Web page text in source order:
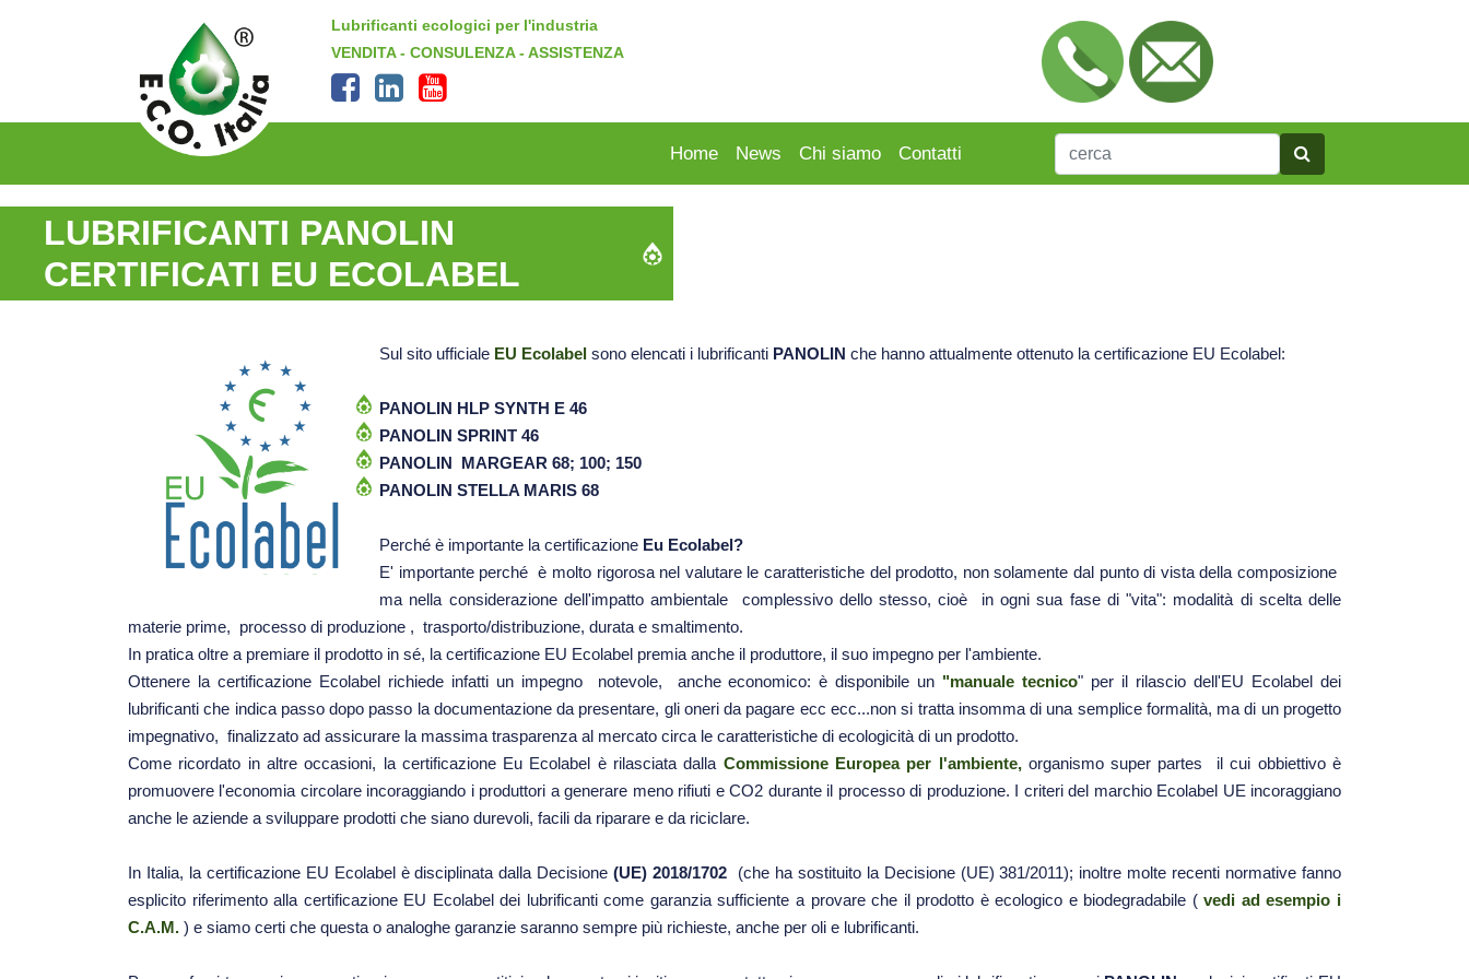
Lubrificanti ecologici per l'industria
VENDITA - CONSULENZA - ASSISTENZA
Home News Chi siamo Contatti
LUBRIFICANTI PANOLIN
CERTIFICATI EU ECOLABEL
Sul sito ufficiale EU Ecolabel sono elencati i lubrificanti PANOLIN che hanno attualmente ottenuto la certificazione EU Ecolabel:
PANOLIN HLP SYNTH E 46
PANOLIN SPRINT 46
PANOLIN MARGEAR 68; 100; 150
PANOLIN STELLA MARIS 68
Perché è importante la certificazione Eu Ecolabel?
E' importante perché è molto rigorosa nel valutare le caratteristiche del prodotto, non solamente dal punto di vista della composizione
ma nella considerazione dell'impatto ambientale complessivo dello stesso, cioè in ogni sua fase di "vita": modalità di scelta delle
materie prime, processo di produzione , trasporto/distribuzione, durata e smaltimento.
In pratica oltre a premiare il prodotto in sé, la certificazione EU Ecolabel premia anche il produttore, il suo impegno per l'ambiente.
Ottenere la certificazione Ecolabel richiede infatti un impegno notevole, anche economico: è disponibile un "manuale tecnico" per il rilascio dell'EU Ecolabel dei
lubrificanti che indica passo dopo passo la documentazione da presentare, gli oneri da pagare ecc ecc...non si tratta insomma di una semplice formalità, ma di un progetto
impegnativo, finalizzato ad assicurare la massima trasparenza al mercato circa le caratteristiche di ecologicità di un prodotto.
Come ricordato in altre occasioni, la certificazione Eu Ecolabel è rilasciata dalla Commissione Europea per l'ambiente,organismo super partes il cui obbiettivo è
promuovere l'economia circolare incoraggiando i produttori a generare meno rifiuti e CO2 durante il processo di produzione. I criteri del marchio Ecolabel UE incoraggiano
anche le aziende a sviluppare prodotti che siano durevoli, facili da riparare e da riciclare.
In Italia, la certificazione EU Ecolabel è disciplinata dalla Decisione(UE) 2018/1702 (che ha sostituito la Decisione (UE) 381/2011); inoltre molte recenti normative fanno
esplicito riferimento alla certificazione EU Ecolabel dei lubrificanti come garanzia sufficiente a provare che il prodotto è ecologico e biodegradabile (vedi ad esempio i
C.A.M. ) e siamo certi che questa o analoghe garanzie saranno sempre più richieste, anche per oli e lubrificanti.